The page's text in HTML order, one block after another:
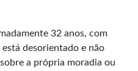
32 anos, com
desorientado e não
a própria moradia ou